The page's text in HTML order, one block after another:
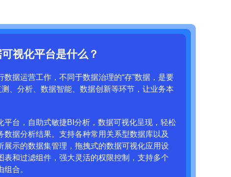
视化平台是什么？
据运营工作，不同于数据治理的“存”数据，是要
、分析、数据智能、数据创新等环节，让业务本
平台，自助式敏捷BI分析，数据可视化呈现，轻松
数据分析结果。支持各种常用关系型数据库以及
展示的数据集管理，拖拽式的数据可视化应用设
表和过滤组件，强大灵活的权限控制，支持多个
合。